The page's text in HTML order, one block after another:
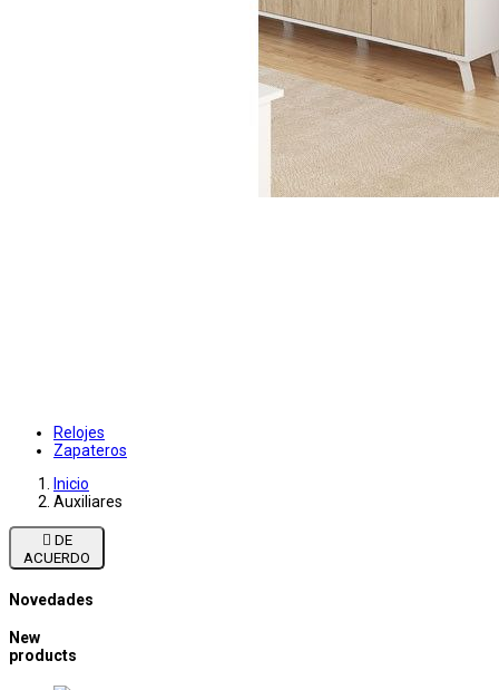
Relojes
Zapateros
Inicio
Auxiliares

ACUERDO
Novedades
New
products